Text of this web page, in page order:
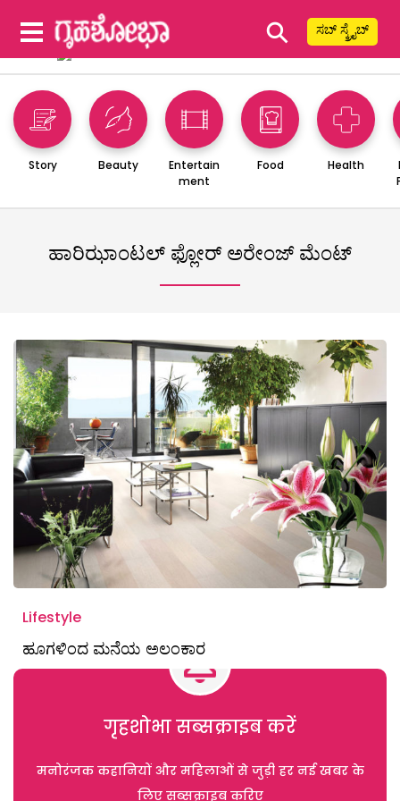
⚲ ಸಬ್ ಸ್ಕ್ರೈಬ್
Story Beauty
Entertain
ment
Food Health
ಹಾರಿಝಾಂಟಲ್ ಫ್ಲೋರ್ ಅರೇಂಜ್ ಮೆಂಟ್
Lifestyle
ಹೂಗಳಿಂದ ಮನೆಯ ಅಲಂಕಾರ
गृहशोभा सब्सक्राइब करें
मनोरंजक कहानियों और महिलाओं से जुड़ी हर नई खबर के
लिए सब्सक्राइब करिए